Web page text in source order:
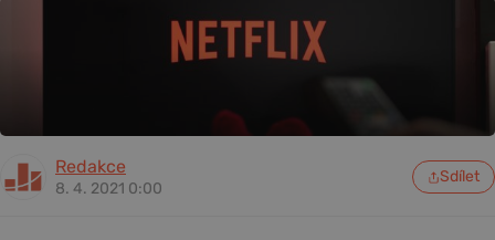
Redakce
8. 4. 2021 0:00
Sdílet